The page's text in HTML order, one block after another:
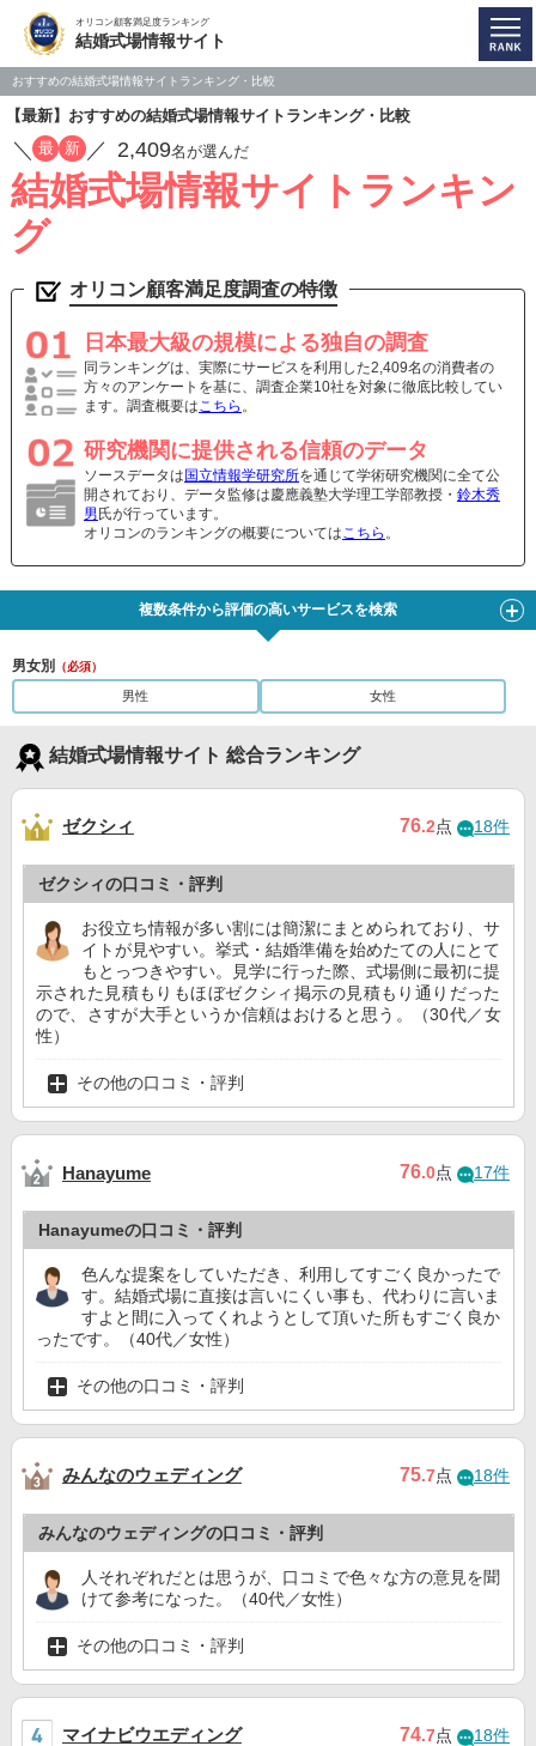
オリコン顧客満足度ランキング
結婚式場情報サイト
おすすめの結婚式場情報サイトランキング・比較
【最新】おすすめの結婚式場情報サイトランキング・比較
／ 最 新 ／ 2,409名が選んだ
結婚式場情報サイトランキン
グ
オリコン顧客満足度調査の特徴
日本最大級の規模による独自の調査
同ランキングは、実際にサービスを利用した2,409名の消費者の
方々のアンケートを基に、調査企業10社を対象に徹底比較してい
ます。調査概要はこちら 。
研究機関に提供される信頼のデータ
ソースデータは 国立情報学研究所を通じて学術研究機関に全て公
開されており、データ監修は慶應義塾大学理工学部教授・ 鈴木秀
男 氏が行っています。
オリコンのランキングの概要についてはこちら 。
複数条件から評価の高いサービスを検索
男女別 （必須）
男性 女性
結婚式場情報サイト 総合ランキング
ゼクシィ 76.2点 18件
ゼクシィの口コミ・評判
お役立ち情報が多い割には簡潔にまとめられており、サ
イトが見やすい。挙式・結婚準備を始めたての人にとて
もとっつきやすい。見学に行った際、式場側に最初に提
示された見積もりもほぼゼクシィ掲示の見積もり通りだった
ので、さすが大手というか信頼はおけると思う。（30代／女
性）
その他の口コミ・評判
Hanayume 76.0点 17件
Hanayumeの口コミ・評判
色んな提案をしていただき、利用してすごく良かったで
す。結婚式場に直接は言いにくい事も、代わりに言いま
すよと間に入ってくれようとして頂いた所もすごく良か
ったです。（40代／女性）
その他の口コミ・評判
みんなのウェディング 75.7点 18件
みんなのウェディングの口コミ・評判
人それぞれだとは思うが、口コミで色々な方の意見を聞
けて参考になった。（40代／女性）
その他の口コミ・評判
マイナビウエディング 74.7点 18件